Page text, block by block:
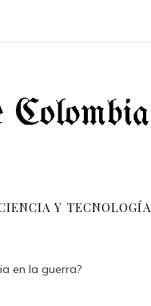
Y TECNOLOGÍA
en la guerra?